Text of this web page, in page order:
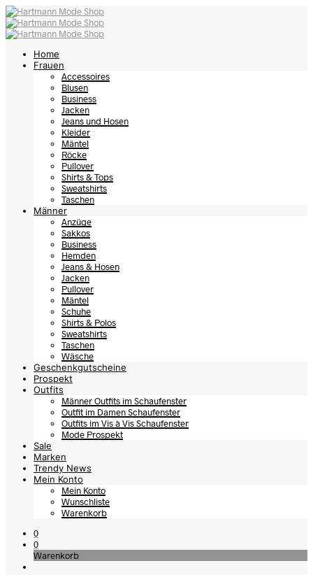
Home
Frauen
Accessoires
Blusen
Business
Jacken
Jeans und Hosen
Kleider
Mäntel
Röcke
Pullover
Shirts & Tops
Sweatshirts
Taschen
Männer
Anzüge
Sakkos
Business
Hemden
Jeans & Hosen
Jacken
Pullover
Mäntel
Schuhe
Shirts & Polos
Sweatshirts
Taschen
Wäsche
Geschenkgutscheine
Prospekt
Outfits
Männer Outfits im Schaufenster
Outfit im Damen Schaufenster
Outfits im Vis à Vis Schaufenster
Mode Prospekt
Sale
Marken
Trendy News
Mein Konto
Mein Konto
Wunschliste
Warenkorb
0
0
Warenkorb